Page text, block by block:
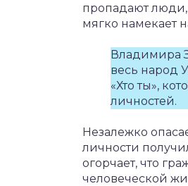
пропадают
мягко намекает
Владимира
весь народ
«Хто ты»,
личностей.
Незалежко
личности
огорчает, что
человеческой